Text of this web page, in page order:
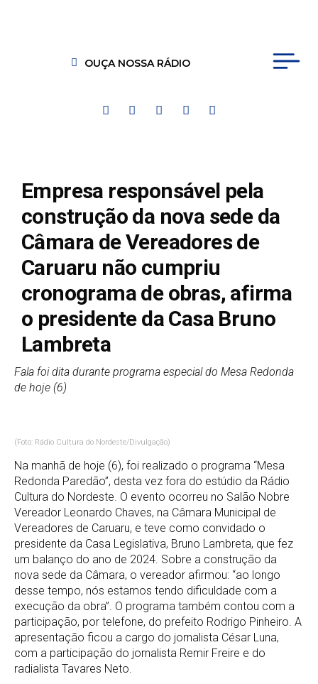
OUÇA NOSSA RÁDIO
Empresa responsável pela
construção da nova sede da
Câmara de Vereadores de
Caruaru não cumpriu
cronograma de obras, afirma
o presidente da Casa Bruno
Lambreta
Fala foi dita durante programa especial do Mesa Redonda
de hoje (6)
(Foto: Rádio Cultura do Nordeste/Divulgação)
Na manhã de hoje (6), foi realizado o programa “Mesa
Redonda Paredão”, desta vez fora do estúdio da Rádio
Cultura do Nordeste. O evento ocorreu no Salão Nobre
Vereador Leonardo Chaves, na Câmara Municipal de
Vereadores de Caruaru, e teve como convidado o
presidente da Casa Legislativa, Bruno Lambreta, que fez
um balanço do ano de 2024. Sobre a construção da
nova sede da Câmara, o vereador afirmou: “ao longo
desse tempo, nós estamos tendo dificuldade com a
execução da obra”. O programa também contou com a
participação, por telefone, do prefeito Rodrigo Pinheiro. A
apresentação ficou a cargo do jornalista César Luna,
com a participação do jornalista Remir Freire e do
radialista Tavares Neto.